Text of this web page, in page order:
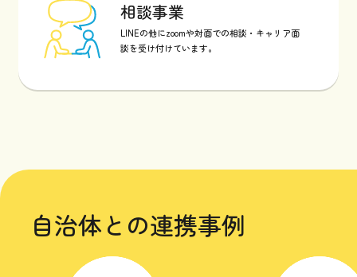
相談事業
LINEの他にzoomや対面での相談・キャリア面
談を受け付けています。
自治体との連携事例